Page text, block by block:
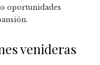
oportunidades
venideras